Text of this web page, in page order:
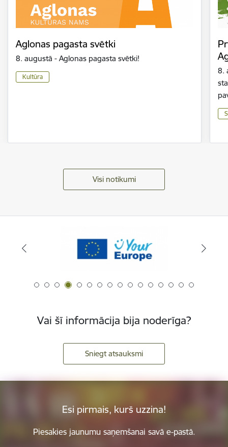
Aglonas pagasta svētki
8. augustā - Aglonas pagasta svētki!
Kultūra
8.
Visi notikumi
Vai šī informācija bija noderīga?
Sniegt atsauksmi
Esi pirmais, kurš uzzina!
Piesakies jaunumu saņemšanai savā e-pastā.